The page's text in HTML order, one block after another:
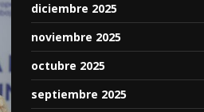
diciembre 2025
noviembre 2025
octubre 2025
septiembre 2025